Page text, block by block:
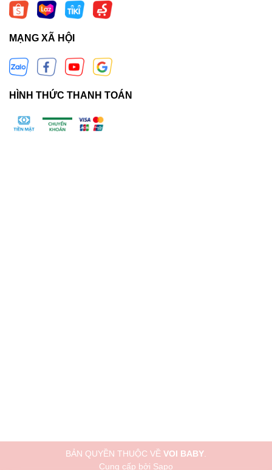
MẠNG XÃ HỘI
HÌNH THỨC THANH TOÁN
BẢN QUYỀN THUỘC VỀ VOI BABY
Cung cấp bởi Sapo